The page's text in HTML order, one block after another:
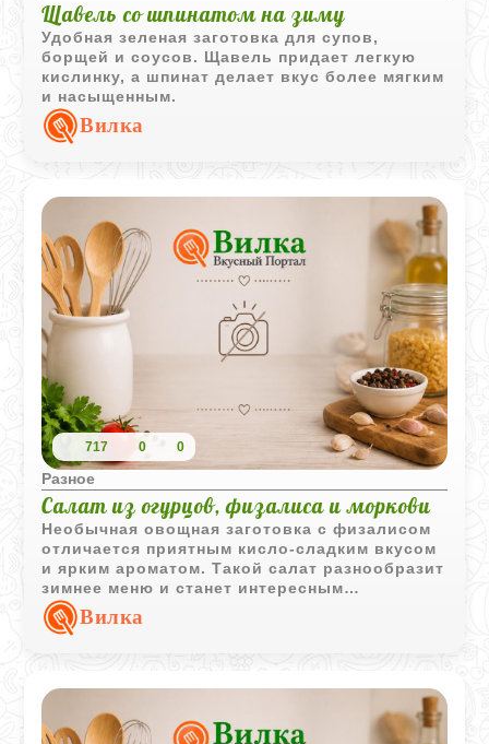
Щавель со шпинатом на зиму
Удобная зеленая заготовка для супов,
борщей и соусов. Щавель придает легкую
кислинку, а шпинат делает вкус более мягким
и насыщенным.
Вилка
717 0 0
Разное
Салат из огурцов, физалиса и моркови
Необычная овощная заготовка с физалисом
отличается приятным кисло-сладким вкусом
и ярким ароматом. Такой салат разнообразит
зимнее меню и станет интересным
дополнением к повседневным блюдам.
Вилка